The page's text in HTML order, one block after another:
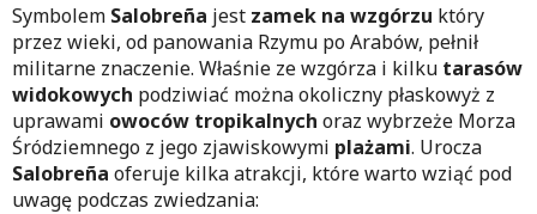
Symbolem Salobreña jest zamek na wzgórzu który
przez wieki, od panowania Rzymu po Arabów, pełnił
militarne znaczenie. Właśnie ze wzgórza i kilku tarasów
widokowych podziwiać można okoliczny płaskowyż z
uprawami owoców tropikalnych oraz wybrzeże Morza
Śródziemnego z jego zjawiskowymi plażami. Urocza
Salobreña oferuje kilka atrakcji, które warto wziąć pod
uwagę podczas zwiedzania: